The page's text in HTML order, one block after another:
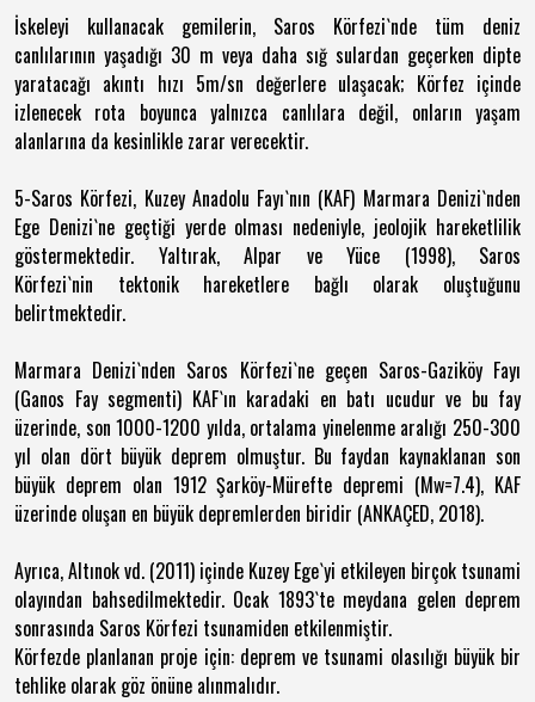
İskeleyi kullanacak gemilerin, Saros Körfezi`nde tüm deniz
canlılarının yaşadığı 30 m veya daha sığ sulardan geçerken dipte
yaratacağı akıntı hızı 5m/sn değerlere ulaşacak; Körfez içinde
izlenecek rota boyunca yalnızca canlılara değil, onların yaşam
alanlarına da kesinlikle zarar verecektir.
5-Saros Körfezi, Kuzey Anadolu Fayı`nın (KAF) Marmara Denizi`nden
Ege Denizi`ne geçtiği yerde olması nedeniyle, jeolojik hareketlilik
göstermektedir. Yaltırak, Alpar ve Yüce (1998), Saros
Körfezi`nin tektonik hareketlere bağlı olarak oluştuğunu
belirtmektedir.
Marmara Denizi`nden Saros Körfezi`ne geçen Saros-Gaziköy Fayı
(Ganos Fay segmenti) KAF`ın karadaki en batı ucudur ve bu fay
üzerinde, son 1000-1200 yılda, ortalama yinelenme aralığı 250-300
yıl olan dört büyük deprem olmuştur. Bu faydan kaynaklanan son
büyük deprem olan 1912 Şarköy-Mürefte depremi (Mw=7.4), KAF
üzerinde oluşan en büyük depremlerden biridir (ANKAÇED, 2018).
Ayrıca, Altınok vd. (2011) içinde Kuzey Ege`yi etkileyen birçok tsunami
olayından bahsedilmektedir. Ocak 1893`te meydana gelen deprem
sonrasında Saros Körfezi tsunamiden etkilenmiştir.
Körfezde planlanan proje için: deprem ve tsunami olasılığı büyük bir
tehlike olarak göz önüne alınmalıdır.